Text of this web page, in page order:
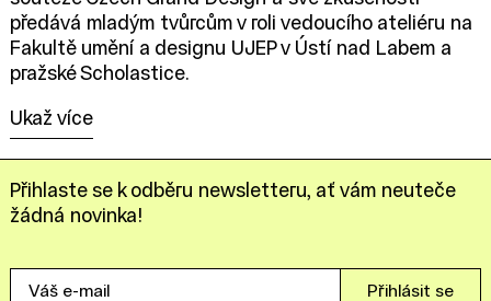
předává mladým tvůrcům v roli vedoucího ateliéru na
Fakultě umění a designu UJEP v Ústí nad Labem a
pražské Scholastice.
Ukaž více
Přihlaste se k odběru newsletteru, ať vám neuteče
žádná novinka!
Váš
Přihlásit se